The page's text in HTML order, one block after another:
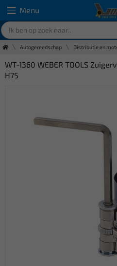
Menu
Autogereedschap Distributie en
WT-1360 WEBER TOOLS
H75